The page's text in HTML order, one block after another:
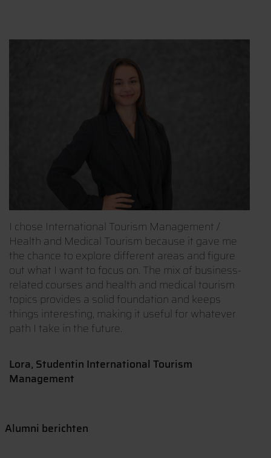
I chose International Tourism Management /
Health and Medical Tourism because it gave me
the chance to explore different areas and figure
out what I want to focus on. The mix of business-
related courses and health and medical tourism
topics provides a solid foundation and keeps
things interesting, making it useful for whatever
path I take in the future.
Lora, Studentin International Tourism
Management
Alumni berichten